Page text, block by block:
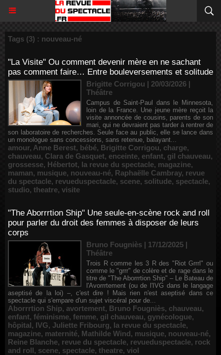
Tags (3) : nouveau-né
"La Visite" Ou comment devenir mère en ne sachant
pas comment faire… Entre bouleversements et solitude
Brigitte Corrigou | 20/03/2026 |
Théâtre
Campus de Saint-Paul dans le Minnesota,
loin de la France. Une jeune mère reçoit la
visite annoncée de cousins, parents de son
mari, qui ne devraient pas tarder à rentrer de
son laboratoire de recherches. Seule face au public, elle se lance dans
un monologue sans concessions, sans retenue, balayant...
amour, Anne Berest, bébé, Brigitte Corrigou, charge,
chauveau, Clara de Gasquet, enceinte, enfant, gil chauveau,
grossesse, Hébertot, la revue du spectacle, magazine,
maman, musique, nouveau-né, Raphaëlle Cambray, revue
du spectacle, revueduspectacle, scene, solitude, spectacle,
studio, theatre, visite
"The Aborrrtion Ship" Une seule-en-scène rock and roll
pour parler du droit des femmes à disposer de leurs
corps
Bruno Fougniès | 17/12/2025 |
Théâtre
Trois R comme les 3 R des "Riot Grrrl" ou
comme le "grrr" de colère et de rage dans le
titre de "The Aborrrtion Ship" – Le Bateau de
l'Avorrrtement (ou de l'IVG dans le langage
aseptisé de la loi) –, c'est dire ! Mais rien n'est aseptisé dans ce
spectacle qui s'empare d'un sujet viscéral pour de...
Aborrrtion Ship, avortement, Bruno Fougniès, chauveau,
enfant, féminisme, femme, gil chauveau, gynécologue,
hôpital, IVG, Juliette Fribourg, la revue du spectacle,
magazine, maternité, Mathilde Wind, musique, nouveau-né,
Reine Blanche, revue du spectacle, revueduspectacle, rock
and roll, scene, spectacle, theatre, viol